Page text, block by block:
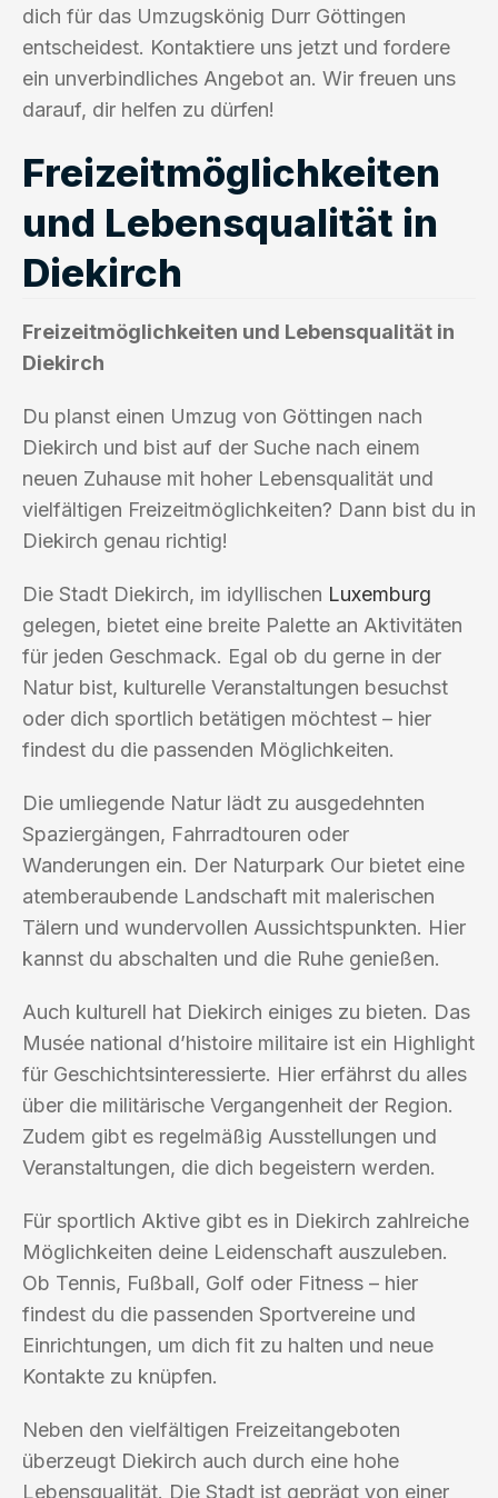
dich für das Umzugskönig Durr Göttingen
entscheidest. Kontaktiere uns jetzt und fordere
ein unverbindliches Angebot an. Wir freuen uns
darauf, dir helfen zu dürfen!
Freizeitmöglichkeiten
und Lebensqualität in
Diekirch
Freizeitmöglichkeiten und Lebensqualität in
Diekirch
Du planst einen Umzug von Göttingen nach
Diekirch und bist auf der Suche nach einem
neuen Zuhause mit hoher Lebensqualität und
vielfältigen Freizeitmöglichkeiten? Dann bist du in
Diekirch genau richtig!
Die Stadt Diekirch, im idyllischen Luxemburg
gelegen, bietet eine breite Palette an Aktivitäten
für jeden Geschmack. Egal ob du gerne in der
Natur bist, kulturelle Veranstaltungen besuchst
oder dich sportlich betätigen möchtest – hier
findest du die passenden Möglichkeiten.
Die umliegende Natur lädt zu ausgedehnten
Spaziergängen, Fahrradtouren oder
Wanderungen ein. Der Naturpark Our bietet eine
atemberaubende Landschaft mit malerischen
Tälern und wundervollen Aussichtspunkten. Hier
kannst du abschalten und die Ruhe genießen.
Auch kulturell hat Diekirch einiges zu bieten. Das
Musée national d’histoire militaire ist ein Highlight
für Geschichtsinteressierte. Hier erfährst du alles
über die militärische Vergangenheit der Region.
Zudem gibt es regelmäßig Ausstellungen und
Veranstaltungen, die dich begeistern werden.
Für sportlich Aktive gibt es in Diekirch zahlreiche
Möglichkeiten deine Leidenschaft auszuleben.
Ob Tennis, Fußball, Golf oder Fitness – hier
findest du die passenden Sportvereine und
Einrichtungen, um dich fit zu halten und neue
Kontakte zu knüpfen.
Neben den vielfältigen Freizeitangeboten
überzeugt Diekirch auch durch eine hohe
Lebensqualität. Die Stadt ist geprägt von einer